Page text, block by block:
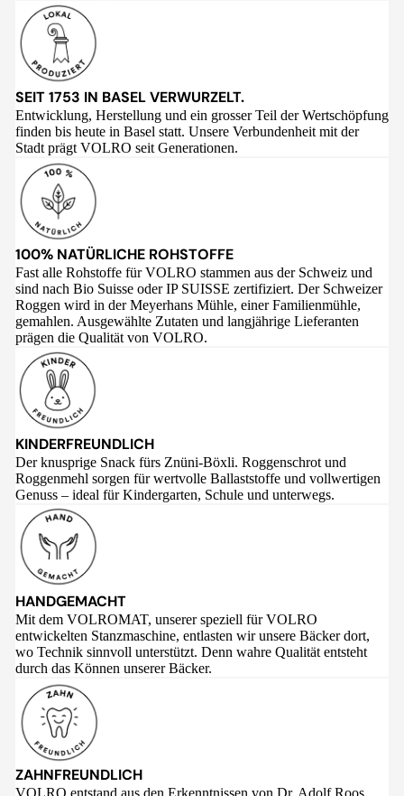
SEIT 1753 IN BASEL VERWURZELT.
Entwicklung, Herstellung und ein grosser Teil der Wertschöpfung
finden bis heute in Basel statt. Unsere Verbundenheit mit der
Stadt prägt VOLRO seit Generationen.
100% NATÜRLICHE ROHSTOFFE
Fast alle Rohstoffe für VOLRO stammen aus der Schweiz und
sind nach Bio Suisse oder IP SUISSE zertifiziert. Der Schweizer
Roggen wird in der Meyerhans Mühle, einer Familienmühle,
gemahlen. Ausgewählte Zutaten und langjährige Lieferanten
prägen die Qualität von VOLRO.
KINDERFREUNDLICH
Der knusprige Snack fürs Znüni-Böxli. Roggenschrot und
Roggenmehl sorgen für wertvolle Ballaststoffe und vollwertigen
Genuss – ideal für Kindergarten, Schule und unterwegs.
HANDGEMACHT
Mit dem VOLROMAT, unserer speziell für VOLRO
entwickelten Stanzmaschine, entlasten wir unsere Bäcker dort,
wo Technik sinnvoll unterstützt. Denn wahre Qualität entsteht
durch das Können unserer Bäcker.
ZAHNFREUNDLICH
VOLRO entstand aus den Erkenntnissen von Dr. Adolf Roos,